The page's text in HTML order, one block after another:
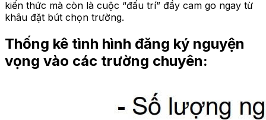
kiến thức mà còn là cuộc “đấu trí” đầy cam go ngay từ
khâu đặt bút chọn trường.
Thống kê tình hình đăng ký nguyện
vọng vào các trường chuyên: